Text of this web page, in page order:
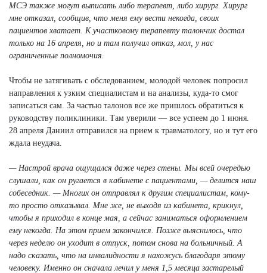
МСЭ также могут выписать либо терапевт, либо хирург. Хирург
мне отказал, сообщив, что меня ему вести некогда, своих
пациентов хватает. К участковому терапевту талончик достал
только на 16 апреля, но и там получил отказ, мол, у нас
ограниченные полномочия.
Чтобы не затягивать с обследованием, молодой человек попросил
направления к узким специалистам и на анализы, куда-то смог
записаться сам. За частью талонов все же пришлось обратиться к
руководству поликлиники. Там уверили — все успеем до 1 июня.
28 апреля Даниил отправился на прием к травматологу, но и тут его
ждала неудача.
— Настрой врача ощущался даже через стены. Мы всей очередью
слушали, как он ругается в кабинете с пациентами, — делится наш
собеседник. — Многих он отправлял к другим специалистам, кому-
то просто отказывал. Мне же, не выходя из кабинета, крикнул,
чтобы я приходил в конце мая, а сейчас заниматься оформлением
ему некогда. На этом прием закончился. Позже выяснилось, что
через неделю он уходит в отпуск, потом снова на больничный. А
надо сказать, что на инвалидности я нахожусь благодаря этому
человеку. Именно он сначала лечил у меня 1,5 месяца застарелый